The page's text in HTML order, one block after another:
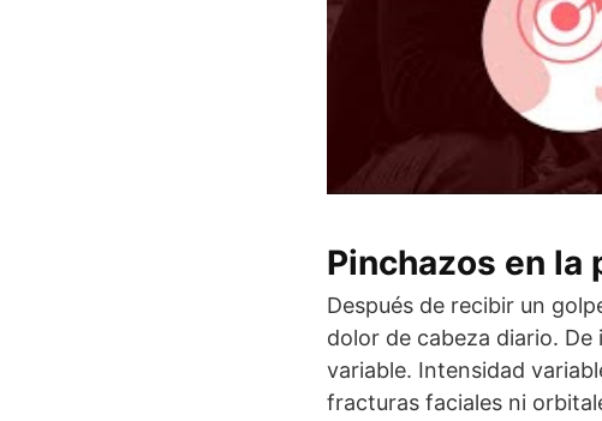
Pinchazos en la
Después de recibir un
dolor de cabeza diario.
variable. Intensidad
fracturas faciales ni